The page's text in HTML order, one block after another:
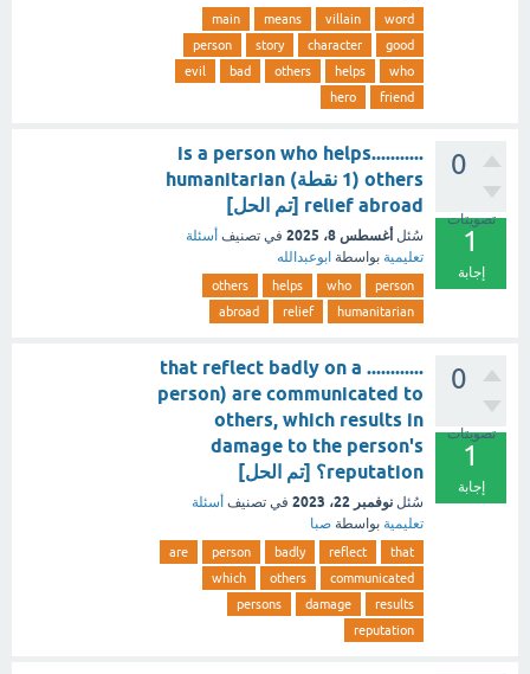
word
villain
means
main
good
character
story
person
who
helps
others
bad
evil
friend
hero
0
تصويتات
1
إجابة
...........is a person who helps
others (1 نقطة) humanitarian
relief abroad [تم الحل]
سُئل أغسطس 8، 2025 في تصنيف أسئلة
تعليمية بواسطة ابوعبدالله
person
who
helps
others
humanitarian
relief
abroad
0
تصويتات
1
إجابة
............ that reflect badly on a
person) are communicated to
others, which results in
damage to the person's
reputation؟ [تم الحل]
سُئل نوفمبر 22، 2023 في تصنيف أسئلة
تعليمية بواسطة صبا
that
reflect
badly
person
are
communicated
others
which
results
damage
persons
reputation